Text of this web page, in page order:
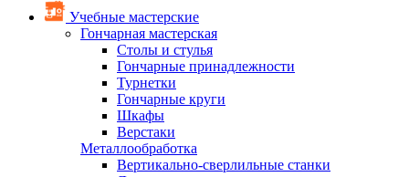
Учебные мастерские
Гончарная мастерская
Столы и стулья
Гончарные принадлежности
Турнетки
Гончарные круги
Шкафы
Верстаки
Металлообработка
Вертикально-сверлильные станки